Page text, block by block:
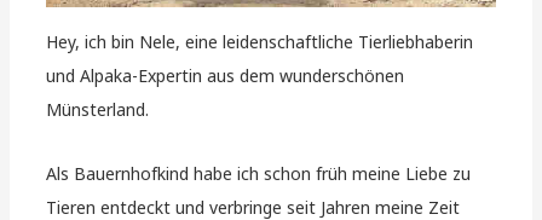
Hey, ich bin Nele, eine leidenschaftliche Tierliebhaberin
und Alpaka-Expertin aus dem wunderschönen
Münsterland.
Als Bauernhofkind habe ich schon früh meine Liebe zu
Tieren entdeckt und verbringe seit Jahren meine Zeit